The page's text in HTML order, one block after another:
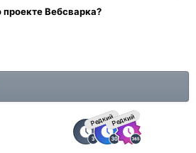
Вебсварка?
РедкийРедкий